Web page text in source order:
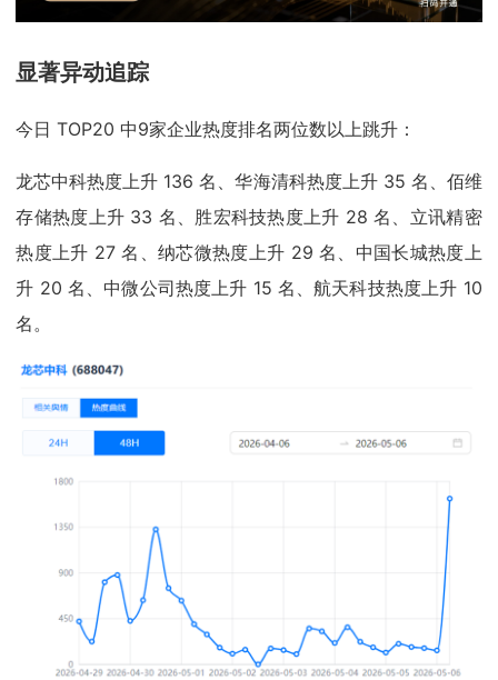
显著异动追踪
今日 TOP20 中9家企业热度排名两位数以上跳升：
龙芯中科热度上升 136 名、华海清科热度上升 35 名、佰维
存储热度上升 33 名、胜宏科技热度上升 28 名、立讯精密
热度上升 27 名、纳芯微热度上升 29 名、中国长城热度上
升 20 名、中微公司热度上升 15 名、航天科技热度上升 10
名。